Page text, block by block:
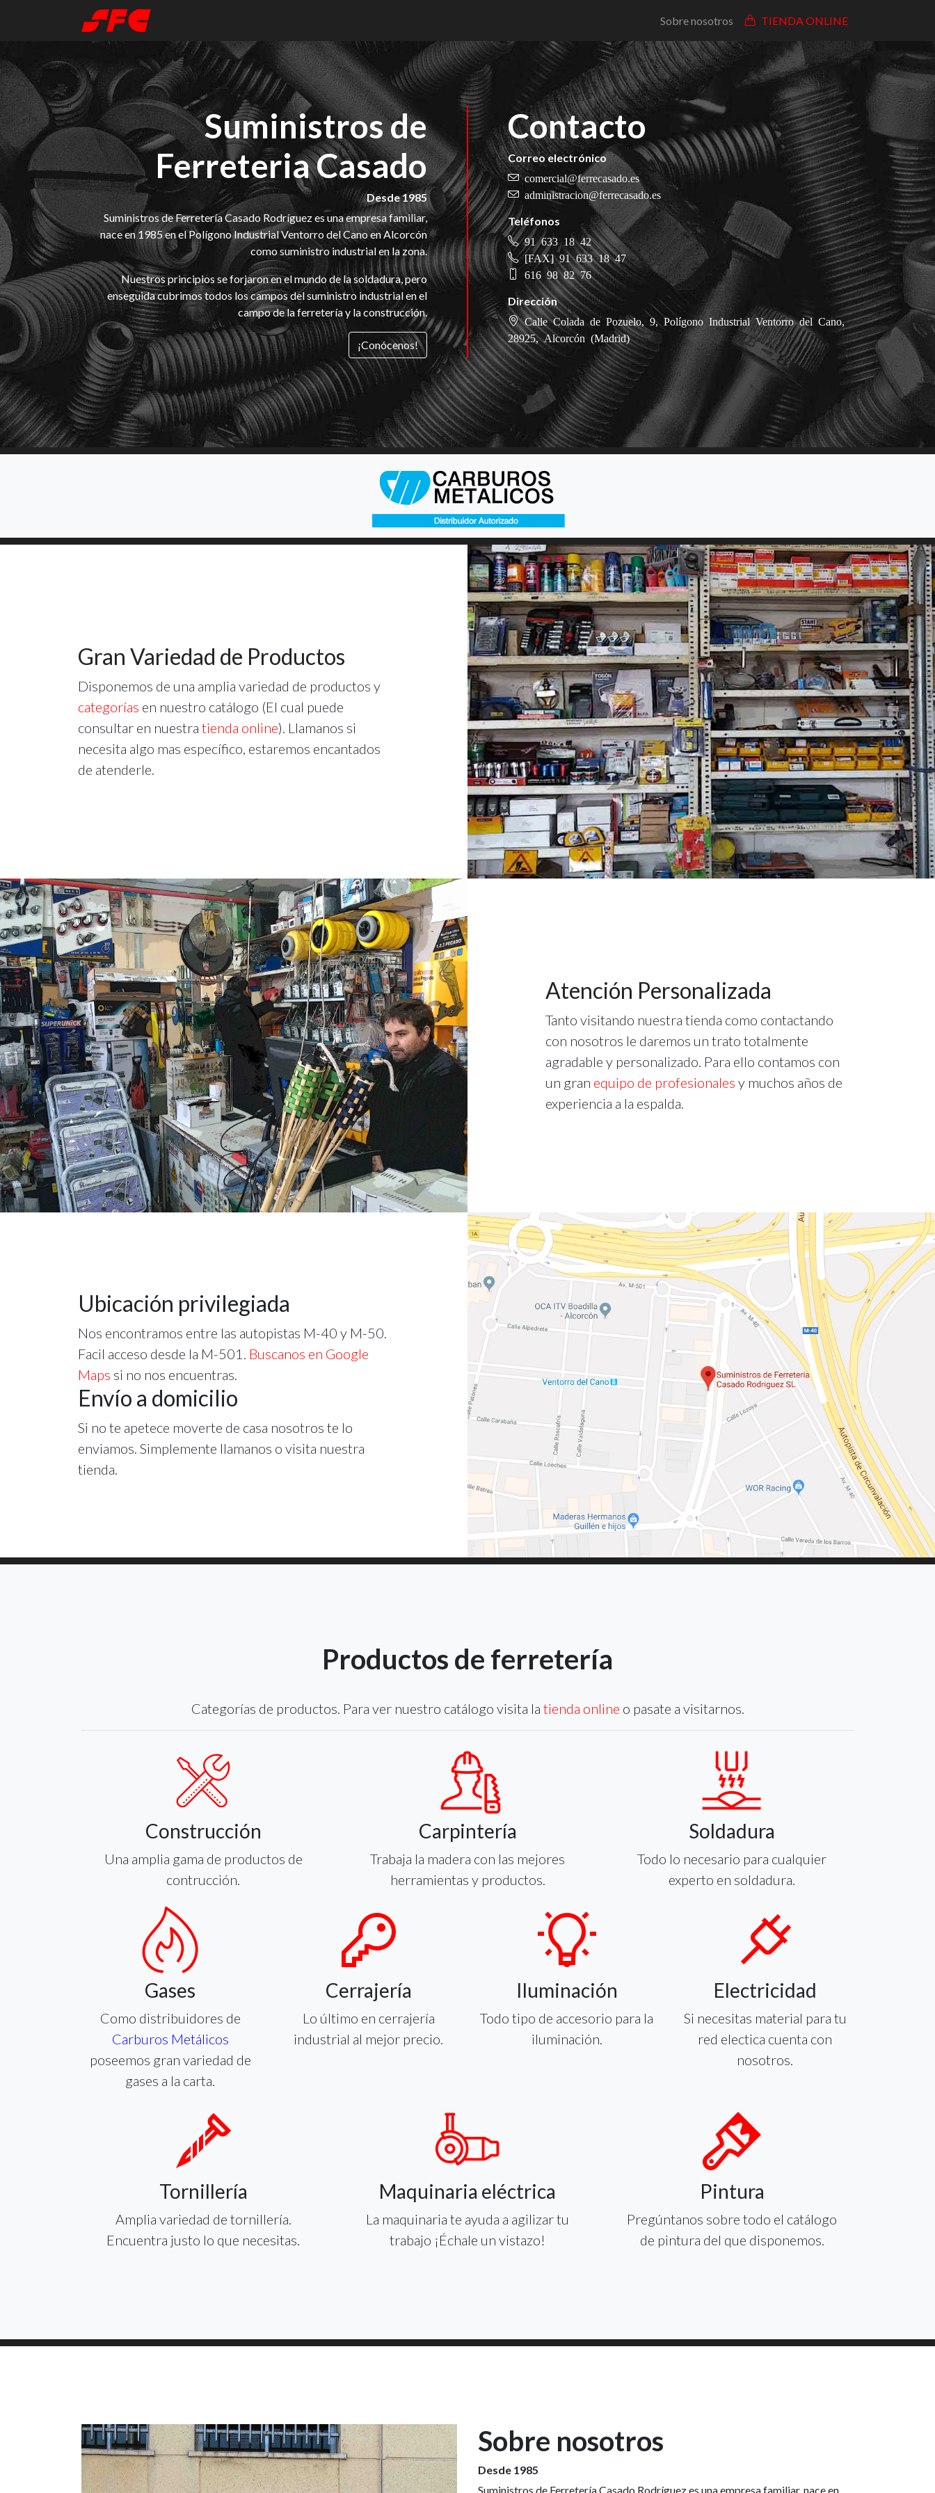
Sobre nosotros
TIENDA ONLINE
Suministros de
Ferreteria Casado
Desde 1985
Suministros de Ferretería Casado Rodríguez es una empresa familiar,
nace en 1985 en el Polígono Industrial Ventorro del Cano en Alcorcón
como suministro industrial en la zona.
Nuestros principios se forjaron en el mundo de la soldadura, pero
enseguida cubrimos todos los campos del suministro industrial en el
campo de la ferretería y la construcción.
¡Conócenos!
Contacto
Correo electrónico
comercial@ferrecasado.es
administracion@ferrecasado.es
Teléfonos
91 633 18 42
[FAX] 91 633 18 47
616 98 82 76
Dirección
Calle Colada de Pozuelo, 9, Polígono Industrial Ventorro del Cano,
28925, Alcorcón (Madrid)
Gran Variedad de Productos
Disponemos de una amplia variedad de productos y
categorías en nuestro catálogo (El cual puede
consultar en nuestra tienda online). Llamanos si
necesita algo mas específico, estaremos encantados
de atenderle.
Atención Personalizada
Tanto visitando nuestra tienda como contactando
con nosotros le daremos un trato totalmente
agradable y personalizado. Para ello contamos con
un gran equipo de profesionales y muchos años de
experiencia a la espalda.
Ubicación privilegiada
Nos encontramos entre las autopistas M-40 y M-50.
Facil acceso desde la M-501. Buscanos en Google
Maps si no nos encuentras.
Envío a domicilio
Si no te apetece moverte de casa nosotros te lo
enviamos. Simplemente llamanos o visita nuestra
tienda.
Productos de ferretería
Categorías de productos. Para ver nuestro catálogo visita la tienda online o pasate a visitarnos.
Construcción
Una amplia gama de productos de
contrucción.
Carpintería
Trabaja la madera con las mejores
herramientas y productos.
Soldadura
Todo lo necesario para cualquier
experto en soldadura.
Gases
Como distribuidores de
Carburos Metálicos
poseemos gran variedad de
gases a la carta.
Cerrajería
Lo último en cerrajería
industrial al mejor precio.
Iluminación
Todo tipo de accesorio para la
iluminación.
Electricidad
Si necesitas material para tu
red electica cuenta con
nosotros.
Tornillería
Amplia variedad de tornillería.
Encuentra justo lo que necesitas.
Maquinaria eléctrica
La maquinaria te ayuda a agilizar tu
trabajo ¡Échale un vistazo!
Pintura
Pregúntanos sobre todo el catálogo
de pintura del que disponemos.
Sobre nosotros
Desde 1985
Suministros de Ferretería Casado Rodríguez es una empresa familiar, nace en